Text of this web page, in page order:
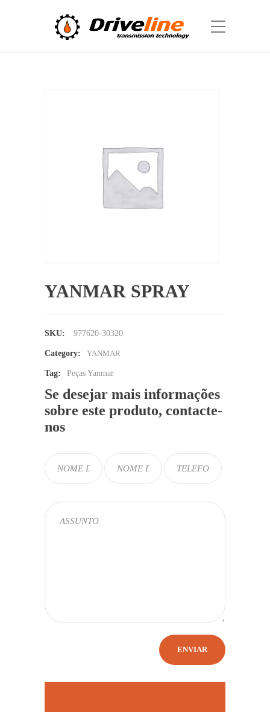
YANMAR SPRAY
SKU: 977620-30320
Category: YANMAR
Tag: Peças Yanmar
Se desejar mais informações
sobre este produto, contacte-
nos